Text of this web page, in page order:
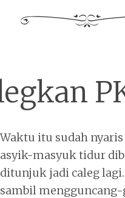
Waktu itu sudah nyaris
asyik-masyuk tidur
ditunjuk jadi caleg
sambil mengguncang-